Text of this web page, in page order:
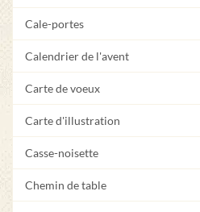
Cale-portes
Calendrier de l'avent
Carte de voeux
Carte d'illustration
Casse-noisette
Chemin de table